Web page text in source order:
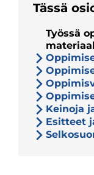
Tässä
Työssä
Keinoja
Esitteet